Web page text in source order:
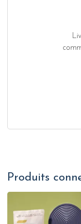
Produits